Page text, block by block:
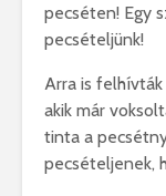
pecséten! Egy
pecsételjünk!
Arra is
akik már
tinta a
pecsételjenek,